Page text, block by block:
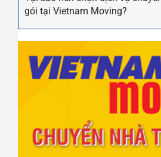
gói tại Vietnam Moving?